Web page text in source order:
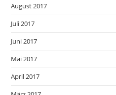
August 2017
Juli 2017
Juni 2017
Mai 2017
April 2017